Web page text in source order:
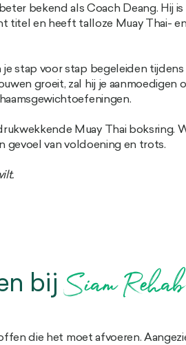
bekend als Coach Deang. Hij
titel en heeft talloze Muay Thai-
stap voor stap begeleiden
groeit, zal hij je
Muay Thai
gevoel van voldoening en trots.
bijSiam Rehab
die het moet afvoeren.